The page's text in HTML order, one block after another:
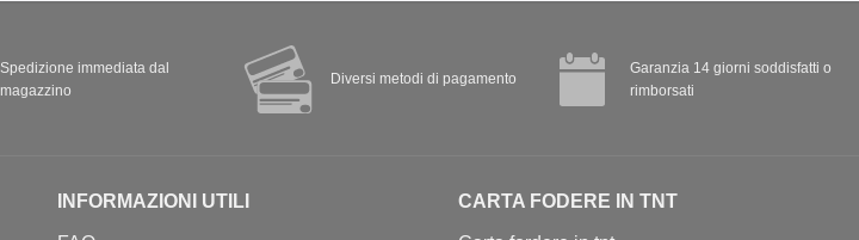
Spedizione immediata dal
magazzino
Diversi metodi di pagamento
Garanzia 14 giorni soddisfatti o
rimborsati
INFORMAZIONI UTILI CARTA FODERE IN TNT